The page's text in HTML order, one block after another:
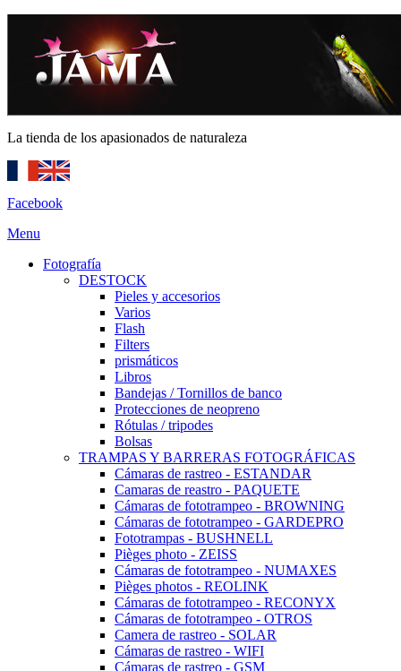
La tienda de los apasionados de naturaleza
Facebook
Menu
Fotografía
DESTOCK
Pieles y accesorios
Varios
Flash
Filters
prismáticos
Libros
Bandejas / Tornillos de banco
Protecciones de neopreno
Rótulas / tripodes
Bolsas
TRAMPAS Y BARRERAS FOTOGRÁFICAS
Cámaras de rastreo - ESTANDAR
Camaras de reastro - PAQUETE
Cámaras de fototrampeo - BROWNING
Cámaras de fototrampeo - GARDEPRO
Fototrampas - BUSHNELL
Pièges photo - ZEISS
Cámaras de fototrampeo - NUMAXES
Pièges photos - REOLINK
Cámaras de fototrampeo - RECONYX
Cámaras de fototrampeo - OTROS
Camera de rastreo - SOLAR
Cámaras de rastreo - WIFI
Cámaras de rastreo - GSM